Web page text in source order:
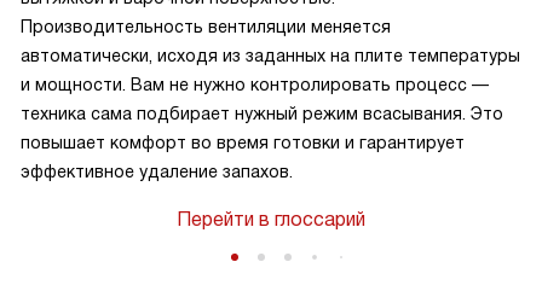
Производительность вентиляции меняется
автоматически, исходя из заданных на плите температуры
и мощности. Вам не нужно контролировать процесс —
техника сама подбирает нужный режим всасывания. Это
повышает комфорт во время готовки и гарантирует
эффективное удаление запахов.
Перейти в глоссарий